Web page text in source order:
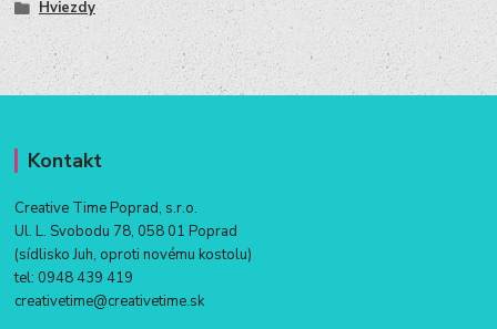
Hviezdy
Kontakt
Creative Time Poprad, s.r.o.
Ul. L. Svobodu 78, 058 01 Poprad
(sídlisko Juh, oproti novému kostolu)
tel: 0948 439 419
creativetime@creativetime.sk